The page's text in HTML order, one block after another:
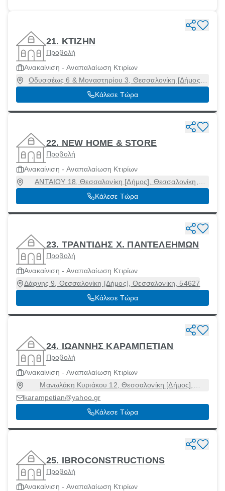
21. ΚΤΙΖΗΝ
Προβολή
Ανακαίνιση - Αναπαλαίωση Κτιρίων
Οδυσσέως 6 & Μοναστηρίου 3, Θεσσαλονίκη [Δήμος],
Θεσσαλονίκη
Κάλεσε Τώρα
22. NEW HOME & STORE
Προβολή
Ανακαίνιση - Αναπαλαίωση Κτιρίων
ΑΝΤΑΙΟΥ 18, Θεσσαλονίκη [Δήμος], Θεσσαλονίκη,
54250
Κάλεσε Τώρα
23. ΤΡΑΝΤΙΔΗΣ Χ. ΠΑΝΤΕΛΕΗΜΩΝ
Προβολή
Ανακαίνιση - Αναπαλαίωση Κτιρίων
Δάφνης 9, Θεσσαλονίκη [Δήμος], Θεσσαλονίκη, 54627
Κάλεσε Τώρα
24. ΙΩΑΝΝΗΣ ΚΑΡΑΜΠΕΤΙΑΝ
Προβολή
Ανακαίνιση - Αναπαλαίωση Κτιρίων
Μανωλάκη Κυριάκου 12, Θεσσαλονίκη [Δήμος],
Θεσσαλονίκη, 54635
karampetian@yahoo.gr
Κάλεσε Τώρα
25. IBROCONSTRUCTIONS
Προβολή
Ανακαίνιση - Αναπαλαίωση Κτιρίων